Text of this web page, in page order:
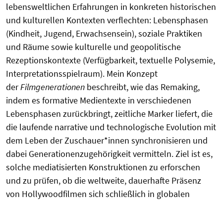
lebensweltlichen Erfahrungen in konkreten historischen
und kulturellen Kontexten verflechten: Lebensphasen
(Kindheit, Jugend, Erwachsensein), soziale Praktiken
und Räume sowie kulturelle und geopolitische
Rezeptionskontexte (Verfügbarkeit, textuelle Polysemie,
Interpretationsspielraum). Mein Konzept
derFilmgenerationen beschreibt, wie das Remaking,
indem es formative Medientexte in verschiedenen
Lebensphasen zurückbringt, zeitliche Marker liefert, die
die laufende narrative und technologische Evolution mit
dem Leben der Zuschauer*innen synchronisieren und
dabei Generationenzugehörigkeit vermitteln. Ziel ist es,
solche mediatisierten Konstruktionen zu erforschen
und zu prüfen, ob die weltweite, dauerhafte Präsenz
von Hollywoodfilmen sich schließlich in globalen